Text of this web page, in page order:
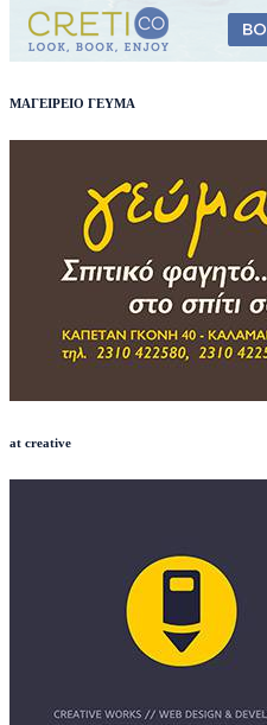
ΜΑΓΕΙΡΕΙΟ ΓΕΥΜΑ
at creative